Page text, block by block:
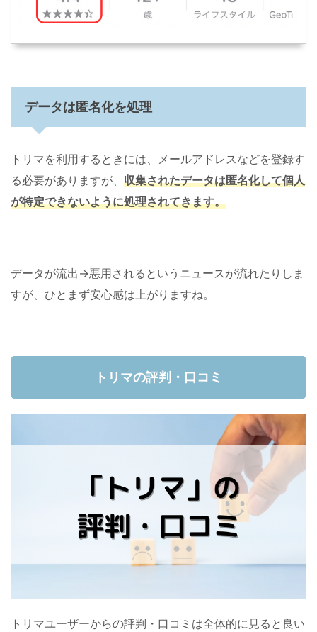
データは匿名化を処理
トリマを利用するときには、メールアドレスなどを登録す
る必要がありますが、 収集されたデータは匿名化して個人
が特定できないように処理されてきます。
データが流出→悪用されるというニュースが流れたりしま
すが、ひとまず安心感は上がりますね。
トリマの評判・口コミ
トリマユーザーからの評判・口コミは全体的に見ると良い